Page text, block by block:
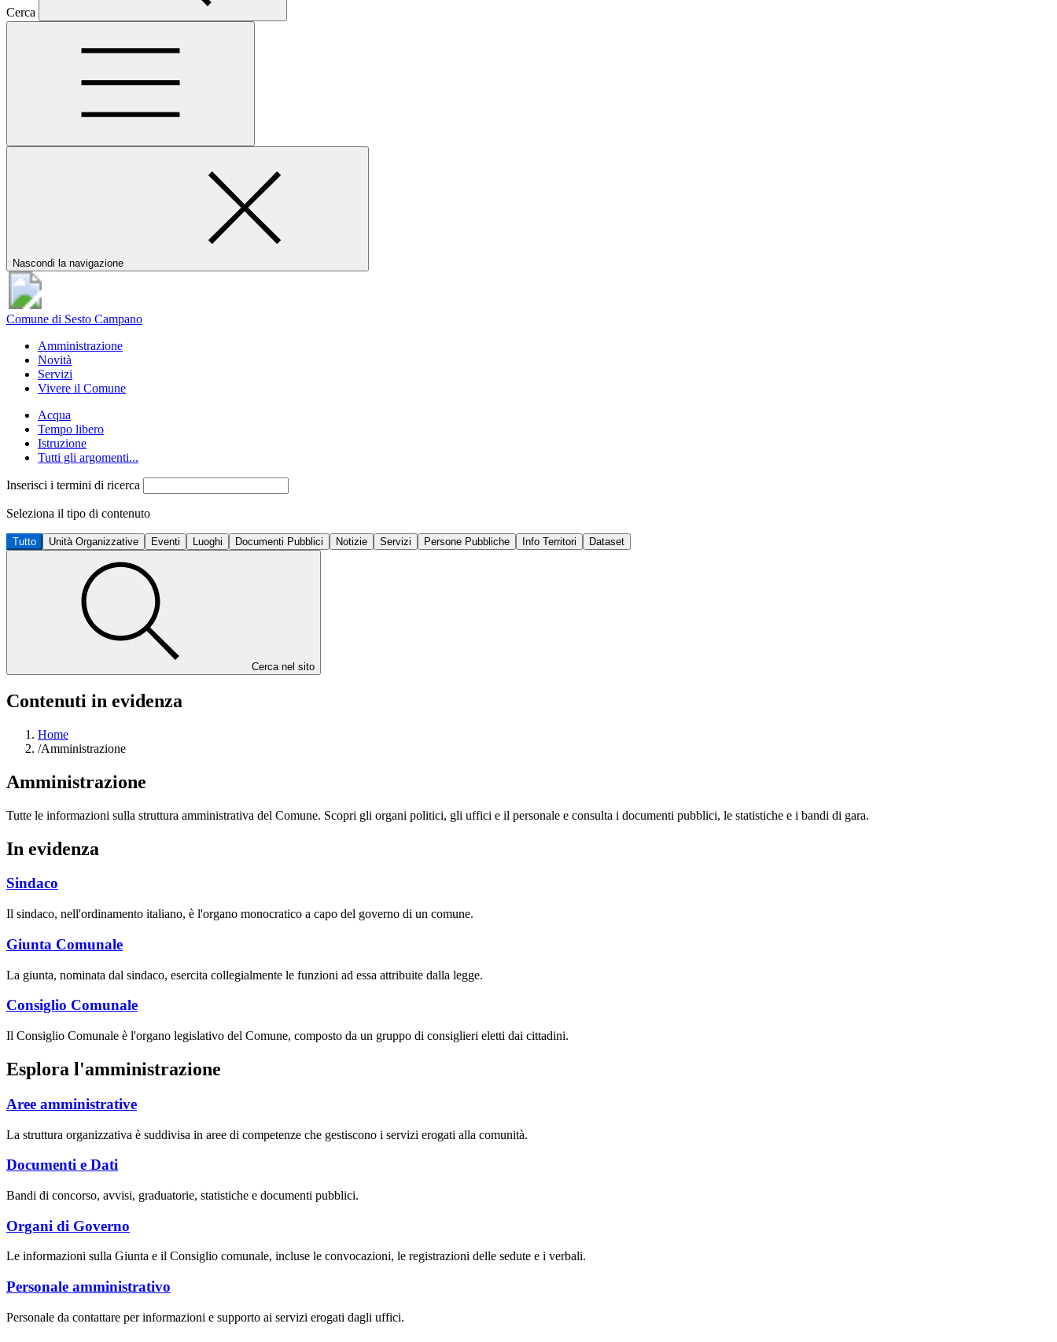
Cerca
Nascondi la navigazione
Comune di Sesto Campano
Amministrazione
Novità
Servizi
Vivere il Comune
Acqua
Tempo libero
Istruzione
Tutti gli argomenti...
Inserisci i termini di ricerca
Seleziona il tipo di contenuto
Tutto Unità Organizzative Eventi Luoghi Documenti Pubblici Notizie Servizi Persone Pubbliche Info Territori Dataset
Cerca nel sito
Contenuti in evidenza
Home
/Amministrazione
Amministrazione
Tutte le informazioni sulla struttura amministrativa del Comune. Scopri gli organi politici, gli uffici e il personale e consulta i documenti pubblici, le statistiche e i bandi di gara.
In evidenza
Sindaco
Il sindaco, nell'ordinamento italiano, è l'organo monocratico a capo del governo di un comune.
Giunta Comunale
La giunta, nominata dal sindaco, esercita collegialmente le funzioni ad essa attribuite dalla legge.
Consiglio Comunale
Il Consiglio Comunale è l'organo legislativo del Comune, composto da un gruppo di consiglieri eletti dai cittadini.
Esplora l'amministrazione
Aree amministrative
La struttura organizzativa è suddivisa in aree di competenze che gestiscono i servizi erogati alla comunità.
Documenti e Dati
Bandi di concorso, avvisi, graduatorie, statistiche e documenti pubblici.
Organi di Governo
Le informazioni sulla Giunta e il Consiglio comunale, incluse le convocazioni, le registrazioni delle sedute e i verbali.
Personale amministrativo
Personale da contattare per informazioni e supporto ai servizi erogati dagli uffici.